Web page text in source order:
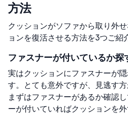
方法
クッションがソファから取り外
ョンを復活させる方法を3つご紹
ファスナーが付いているか探
実はクッションにファスナーが
す。とても意外ですが、見逃す方
まずはファスナーがあるか確認
ーが付いていればクッションを